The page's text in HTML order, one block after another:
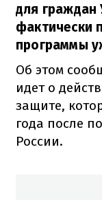
для
фактически
программы
Об этом
идет о
защите,
года после
России.